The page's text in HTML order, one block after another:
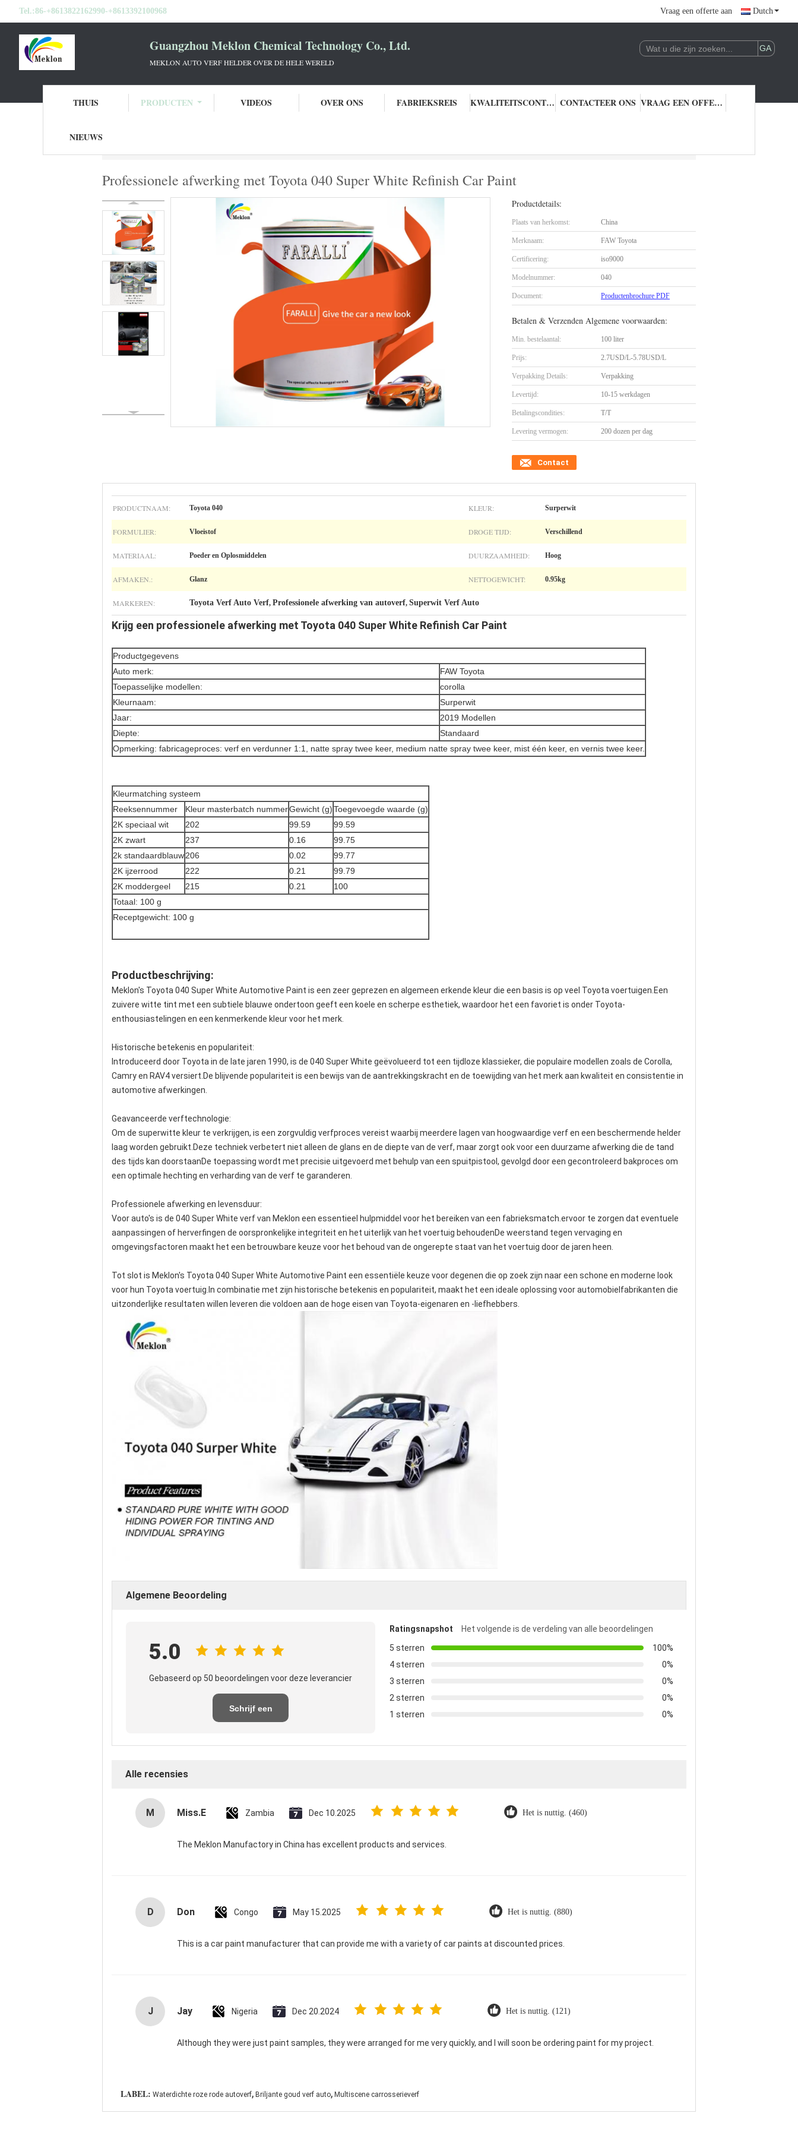
Tel.:86-+8613822162990-+8613392100968 Vraag een offerte aan Dutch
Guangzhou Meklon Chemical Technology Co., Ltd.
MEKLON AUTO VERF HELDER OVER DE HELE WERELD
THUIS PRODUCTEN VIDEOS OVER ONS FABRIEKSREIS KWALITEITSCONTROLE CONTACTEER ONS VRAAG EEN OFFERTE AAN
NIEUWS
Professionele afwerking met Toyota 040 Super White Refinish Car Paint
Productdetails:
Plaats van herkomst: China
Merknaam: FAW Toyota
Certificering: iso9000
Modelnummer: 040
Document: Productenbrochure PDF
Betalen & Verzenden Algemene voorwaarden:
Min. bestelaantal: 100 liter
Prijs: 2.7USD/L-5.78USD/L
Verpakking Details: Verpakking
Levertijd: 10-15 werkdagen
Betalingscondities: T/T
Levering vermogen: 200 dozen per dag
Contact
PRODUCTNAAM: Toyota 040 KLEUR: Surperwit
FORMULIER: Vloeistof DROGE TIJD: Verschillend
MATERIAAL: Poeder en Oplosmiddelen DUURZAAMHEID: Hoog
AFMAKEN.: Glanz NETTOGEWICHT: 0.95kg
MARKEREN: Toyota Verf Auto Verf, Professionele afwerking van autoverf, Superwit Verf Auto
Krijg een professionele afwerking met Toyota 040 Super White Refinish Car Paint
Productgegevens
Auto merk:
FAW Toyota
Toepasselijke modellen:
corolla
Kleurnaam:
Surperwit
Jaar:
2019 Modellen
Diepte:
Standaard
Opmerking: fabricageproces: verf en verdunner 1:1, natte spray twee keer, medium natte spray twee keer, mist één keer, en vernis twee keer.
Kleurmatching systeem
Reeksennummer
Kleur masterbatch nummerGewicht (g)Toegevoegde waarde (g)
2K speciaal wit
202 99.59
99.59
2K zwart
237 0.16
99.75
2k standaardblauw206 0.02
99.77
2K ijzerrood
222 0.21
99.79
2K moddergeel
215 0.21
100
Totaal: 100 g
Receptgewicht: 100 g
Productbeschrijving:
Meklon's Toyota 040 Super White Automotive Paint is een zeer geprezen en algemeen erkende kleur die een basis is op veel Toyota voertuigen.Een
zuivere witte tint met een subtiele blauwe ondertoon geeft een koele en scherpe esthetiek, waardoor het een favoriet is onder Toyota-
enthousiastelingen en een kenmerkende kleur voor het merk.
Historische betekenis en populariteit:
Introduceerd door Toyota in de late jaren 1990, is de 040 Super White geëvolueerd tot een tijdloze klassieker, die populaire modellen zoals de Corolla,
Camry en RAV4 versiert.De blijvende populariteit is een bewijs van de aantrekkingskracht en de toewijding van het merk aan kwaliteit en consistentie in
automotive afwerkingen.
Geavanceerde verftechnologie:
Om de superwitte kleur te verkrijgen, is een zorgvuldig verfproces vereist waarbij meerdere lagen van hoogwaardige verf en een beschermende helder
laag worden gebruikt.Deze techniek verbetert niet alleen de glans en de diepte van de verf, maar zorgt ook voor een duurzame afwerking die de tand
des tijds kan doorstaanDe toepassing wordt met precisie uitgevoerd met behulp van een spuitpistool, gevolgd door een gecontroleerd bakproces om
een optimale hechting en verharding van de verf te garanderen.
Professionele afwerking en levensduur:
Voor auto's is de 040 Super White verf van Meklon een essentieel hulpmiddel voor het bereiken van een fabrieksmatch.ervoor te zorgen dat eventuele
aanpassingen of herverfingen de oorspronkelijke integriteit en het uiterlijk van het voertuig behoudenDe weerstand tegen vervaging en
omgevingsfactoren maakt het een betrouwbare keuze voor het behoud van de ongerepte staat van het voertuig door de jaren heen.
Tot slot is Meklon's Toyota 040 Super White Automotive Paint een essentiële keuze voor degenen die op zoek zijn naar een schone en moderne look
voor hun Toyota voertuig.In combinatie met zijn historische betekenis en populariteit, maakt het een ideale oplossing voor automobielfabrikanten die
uitzonderlijke resultaten willen leveren die voldoen aan de hoge eisen van Toyota-eigenaren en -liefhebbers.
Algemene Beoordeling
5.0
Gebaseerd op 50 beoordelingen voor deze leverancier
Schrijf een
Ratingsnapshot
Het volgende is de verdeling van alle beoordelingen
5 sterren
100%
4 sterren
0%
3 sterren
0%
2 sterren
0%
1 sterren
0%
Alle recensies
M Miss.E Zambia Dec 10.2025 Het is nuttig. (460)
The Meklon Manufactory in China has excellent products and services.
D Don Congo May 15.2025 Het is nuttig. (880)
This is a car paint manufacturer that can provide me with a variety of car paints at discounted prices.
J Jay Nigeria Dec 20.2024 Het is nuttig. (121)
Although they were just paint samples, they were arranged for me very quickly, and I will soon be ordering paint for my project.
LABEL: Waterdichte roze rode autoverf, Briljante goud verf auto, Multiscene carrosserieverf